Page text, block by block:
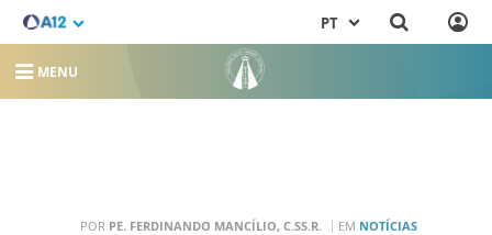
PT
MENU
POR PE. FERDINANDO MANCÍLIO, C.SS.R. EM NOTÍCIAS